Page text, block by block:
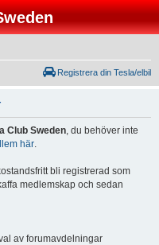
Registrera din Tesla/elbil
Club Sweden, du behöver inte
här.
bli registrerad som
medlemskap och sedan
av forumavdelningar